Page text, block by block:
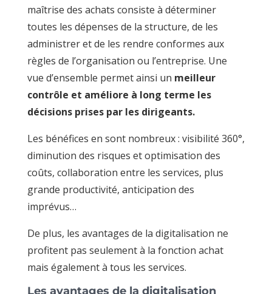
maîtrise des achats consiste à déterminer
toutes les dépenses de la structure, de les
administrer et de les rendre conformes aux
règles de l’organisation ou l’entreprise. Une
vue d’ensemble permet ainsi un meilleur
contrôle et améliore à long terme les
décisions prises par les dirigeants.
Les bénéfices en sont nombreux : visibilité 360°,
diminution des risques et optimisation des
coûts, collaboration entre les services, plus
grande productivité, anticipation des
imprévus…
De plus, les avantages de la digitalisation ne
profitent pas seulement à la fonction achat
mais également à tous les services.
Les avantages de la digitalisation